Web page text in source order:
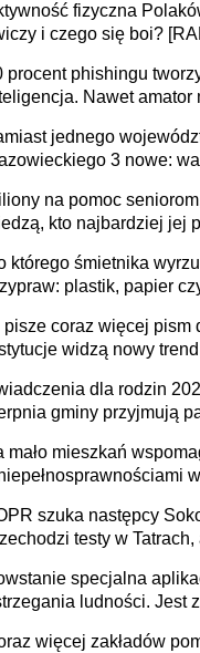
fizyczna
i czego się boi?
procent phishingu
Nawet amator
jednego
3 nowe:
nie ma tak dużych
na pomoc
kto najbardziej jej
którego śmietnika
plastik, papier
pisze coraz więcej pism
widzą nowy trend
dla rodzin
gminy przyjmują
mało mieszkań
szuka następcy
testy w
specjalna
ludności. Jest
więcej zakładów